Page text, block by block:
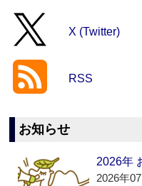
X (Twitter)
RSS
お知らせ
2026年
2026年